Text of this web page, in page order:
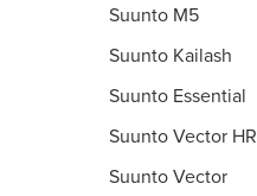
Suunto M5
Suunto Kailash
Suunto Essential
Suunto Vector HR
Suunto Vector